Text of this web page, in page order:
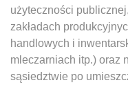
użyteczności
zakładach
handlowych i
mleczarniach itp.) oraz
sąsiedztwie po